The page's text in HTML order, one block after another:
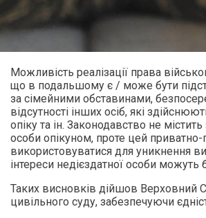
Можливість реалізації права
що в подальшому є / може бути
за сімейними обставинами,
відсутності інших осіб, які
опіку та ін. Законодавство не
особи опікуном, проте цей
використовуватися для уникнення
інтереси недієздатної особи
Таких висновків дійшов Верховний
цивільного суду, забезпечуючи